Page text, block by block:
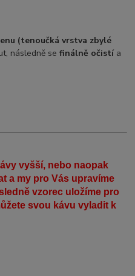
(tenoučká vrstva zbylé
následně sefinálně očistí a
vyšší, nebo naopak
a my pro Vás upravíme
vzorec uložíme pro
svou kávu vyladit k